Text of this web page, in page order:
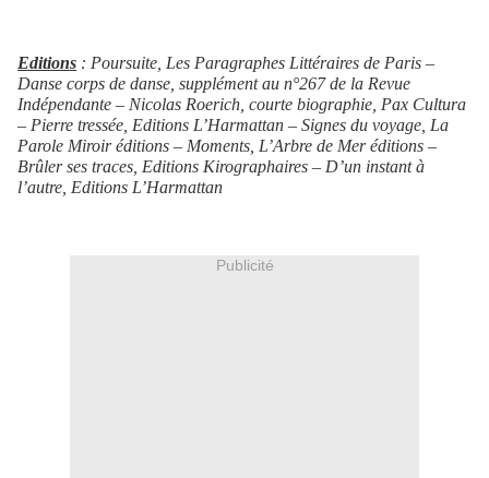
Editions : Poursuite, Les Paragraphes Littéraires de Paris –
Danse corps de danse, supplément au n°267 de la Revue
Indépendante – Nicolas Roerich, courte biographie, Pax Cultura
– Pierre tressée, Editions L’Harmattan – Signes du voyage, La
Parole Miroir éditions – Moments, L’Arbre de Mer éditions –
Brûler ses traces, Editions Kirographaires – D’un instant à
l’autre, Editions L’Harmattan
Publicité